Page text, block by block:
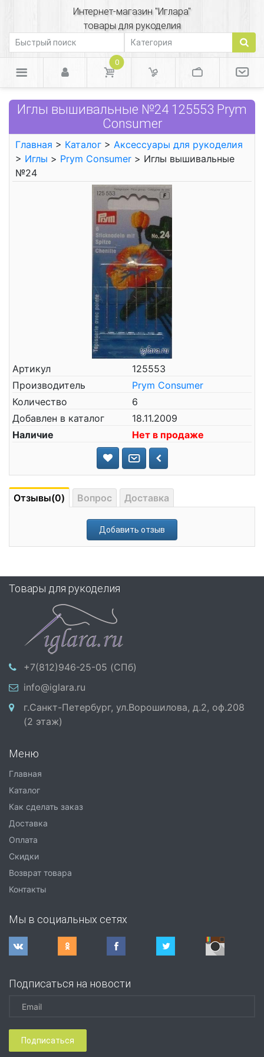
Интернет-магазин "Иглара"
товары для рукоделия
0
Иглы вышивальные №24 125553 Prym
Consumer
Главная > Каталог > Аксессуары для рукоделия
> Иглы > Prym Consumer > Иглы вышивальные
№24
Артикул
125553
Производитель
Prym Consumer
Количество
6
Добавлен в каталог
18.11.2009
Наличие
Нет в продаже
Отзывы(0) Вопрос Доставка
Добавить отзыв
Товары для рукоделия
+7(812)946-25-05 (СПб)
info@iglara.ru
г.Санкт-Петербург, ул.Ворошилова, д.2, оф.208
(2 этаж)
Меню
Главная
Каталог
Как сделать заказ
Доставка
Оплата
Скидки
Возврат товара
Контакты
Мы в социальных сетях
Подписаться на новости
Подписаться